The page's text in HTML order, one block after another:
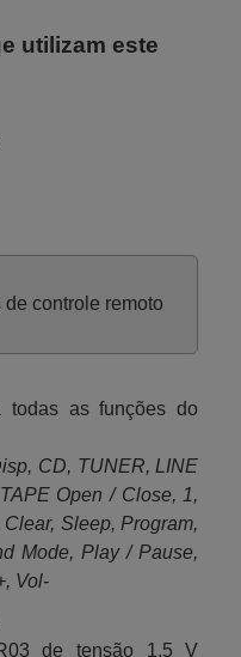
utilizam este
de controle remoto
todas as funções do
CD, TUNER, LINE
Open / Close, 1,
Sleep, Program,
Mode, Play / Pause,
Vol-
de tensão 1.5 V